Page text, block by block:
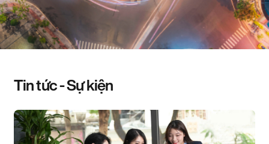
Tin tức - Sự kiện